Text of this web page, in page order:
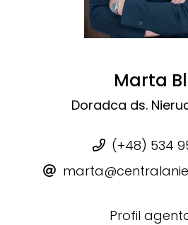
Marta
Doradca ds.
(+48) 534
Profil